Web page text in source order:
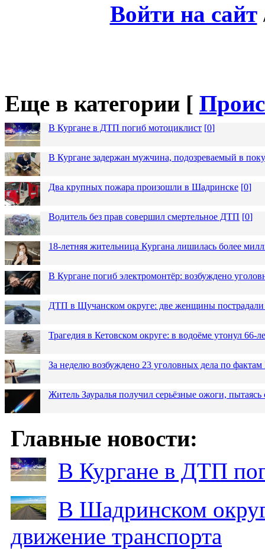
Войти на сайт
Еще в категории [
В Кургане в ДТП погиб мотоциклист [0]
В Кургане задержан мужчина, подозреваемый в
Два крупных пожара произошли в Шадринске [0]
Водитель без прав совершил смертельное ДТП [0]
18-летняя жительница Кургана лишилась более
В Кургане погиб электромонтёр: возбуждено
ДТП в Щучанском округе: две женщины пострадали
Трагедия в Кетовском округе: в водоёме утонул 66-
За неделю возбуждено 23 уголовных дела по
Житель Зауралья получил серьёзные ожоги, пытаясь
Главные новости:
В Кургане в ДТП
В Шадринском
движение транспорта